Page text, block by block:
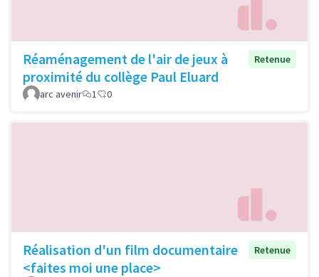
Réaménagement de l'air de jeux à
proximité du collège Paul Eluard
Retenue
arc avenir 1 0
Réalisation d'un film documentaire
<faites moi une place>
Retenue